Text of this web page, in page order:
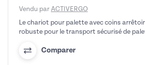
Vendu par ACTIVERGO
Le chariot pour palette avec coins
robuste pour le transport sécurisé de
Comparer